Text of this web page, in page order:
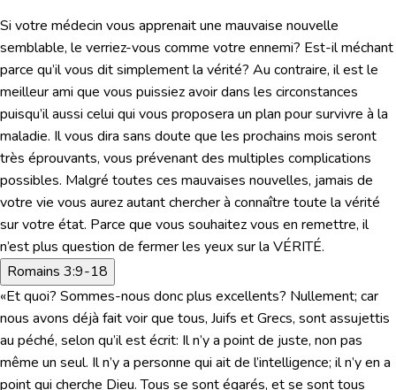
Si votre médecin vous apprenait une mauvaise nouvelle
semblable, le verriez-vous comme votre ennemi? Est-il méchant
parce qu’il vous dit simplement la vérité? Au contraire, il est le
meilleur ami que vous puissiez avoir dans les circonstances
puisqu’il aussi celui qui vous proposera un plan pour survivre à la
maladie. Il vous dira sans doute que les prochains mois seront
très éprouvants, vous prévenant des multiples complications
possibles. Malgré toutes ces mauvaises nouvelles, jamais de
votre vie vous aurez autant chercher à connaître toute la vérité
sur votre état. Parce que vous souhaitez vous en remettre, il
n’est plus question de fermer les yeux sur la VÉRITÉ.
Romains 3:9-18
«Et quoi? Sommes-nous donc plus excellents? Nullement; car
nous avons déjà fait voir que tous, Juifs et Grecs, sont assujettis
au péché, selon qu’il est écrit: Il n’y a point de juste, non pas
même un seul. Il n’y a personne qui ait de l’intelligence; il n’y en a
point qui cherche Dieu. Tous se sont égarés, et se sont tous